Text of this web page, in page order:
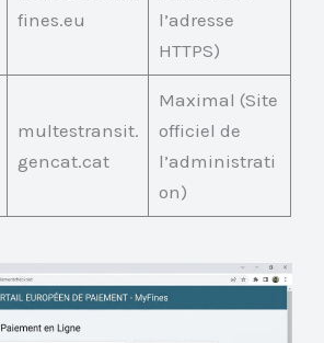
fines.eu
l’adresse
HTTPS)
multestransit.
gencat.cat
Maximal (Site
officiel de
l’administrati
on)